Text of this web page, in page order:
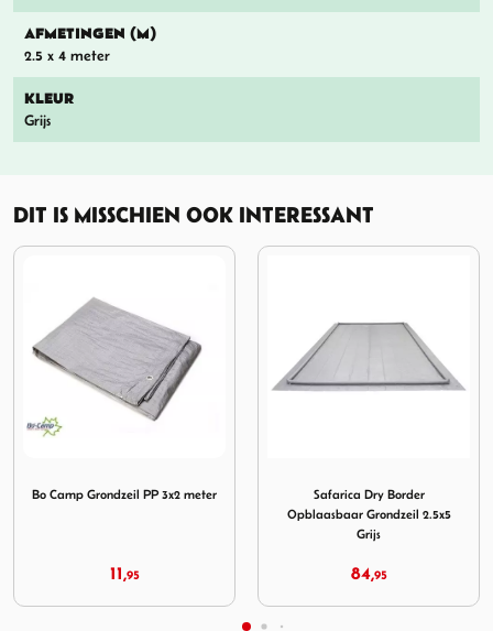
AFMETINGEN (M)
2.5 x 4 meter
KLEUR
Grijs
DIT IS MISSCHIEN OOK INTERESSANT
Safarica Dry Border
84,
Eco gronddoek 2,5 x 6 meter
26,